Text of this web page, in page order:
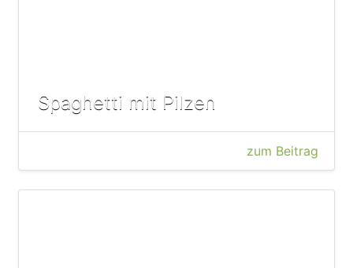
Spaghetti mit Pilzen
zum Beitrag